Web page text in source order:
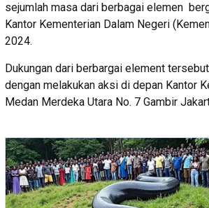
sejumlah masa dari berbagai elemen
Kantor Kementerian Dalam Negeri
2024.
Dukungan dari berbargai element
dengan melakukan aksi di depan Kantor
Medan Merdeka Utara No. 7 Gambir